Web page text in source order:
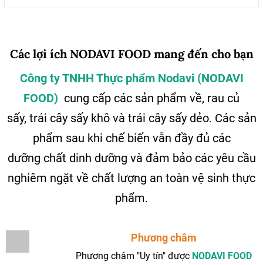
Các lợi ích NODAVI FOOD mang đến cho bạn
Công ty TNHH Thực phẩm Nodavi (NODAVI
FOOD) cung cấp các sản phẩm về, rau củ
sấy, trái cây sấy khô và trái cây sấy dẻo. Các sản
phẩm sau khi chế biến vẫn đầy đủ các
dưỡng chất dinh dưỡng và đảm bảo các yêu cầu
nghiêm ngặt về chất lượng an toàn vệ sinh thực
phẩm.
Phương châm
Phương châm "Uy tín" được NODAVI FOOD